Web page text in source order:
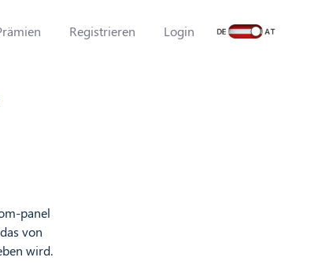
Registrieren Login
panel
von
wird.